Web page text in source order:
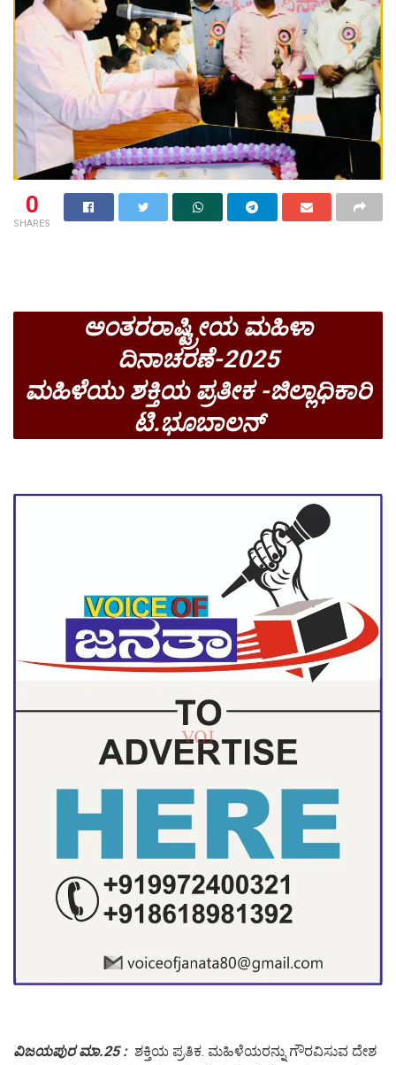
0
SHARES
ಅಂತರರಾಷ್ಟ್ರೀಯ ಮಹಿಳಾ
ದಿನಾಚರಣೆ-2025
ಮಹಿಳೆಯು ಶಕ್ತಿಯ ಪ್ರತೀಕ -ಜಿಲ್ಲಾಧಿಕಾರಿ
ಟಿ.ಭೂಬಾಲನ್
ವಿಜಯಪುರ ಮಾ.25 : ಶಕ್ತಿಯ ಪ್ರತಿಕ. ಮಹಿಳೆಯರನ್ನು ಗೌರವಿಸುವ ದೇಶ